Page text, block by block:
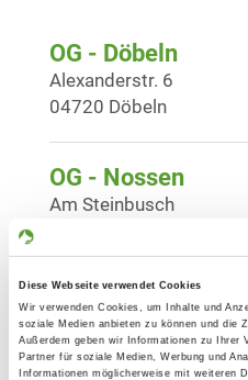
Diese Webseite verwendet Cookies
Wir verwenden Cookies, um Inhalte und
soziale Medien anbieten zu können und die
Außerdem geben wir Informationen zu Ihrer
Partner für soziale Medien, Werbung und
Informationen möglicherweise mit weiteren
OG - Döbeln
Alexanderstr. 6
04720 Döbeln
OG - Nossen
Am Steinbusch
OG - Rochlitz e.V.
Sörnziger Weg 6
09306 Rochlitz